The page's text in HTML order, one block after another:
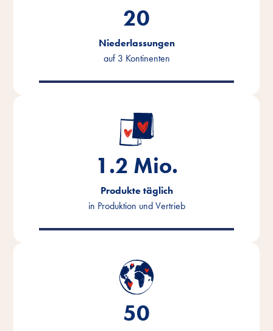
20
Niederlassungen
auf 3 Kontinenten
1.2 Mio.
Produkte täglich
in Produktion und Vertrieb
50